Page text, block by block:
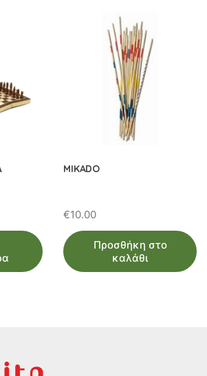
MIKADO
€10.00
Προσθήκη στο
καλάθι